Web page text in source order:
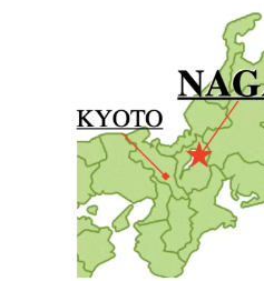
グ、水洗式
エアコン、
ブンレンジ
ティ類も揃
さらに、滋賀
香りを楽しめ
日予約制）も
■ 客室・棟構
【表参道棟
江戸期町屋を